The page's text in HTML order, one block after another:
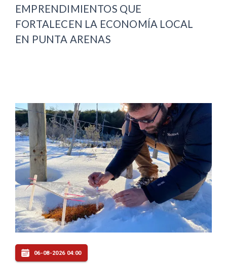
EMPRENDIMIENTOS QUE
FORTALECEN LA ECONOMÍA LOCAL
EN PUNTA ARENAS
06-08-2026 04:00